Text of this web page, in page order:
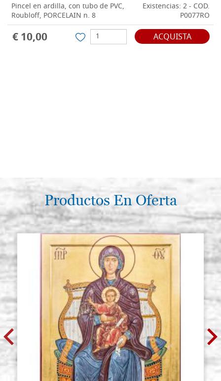
Pincel en ardilla, con tubo de PVC,
Roubloff, PORCELAIN n. 8
Existencias: 2 - COD.
P0077RO
€ 10,00 ACQUISTA
Productos En Oferta